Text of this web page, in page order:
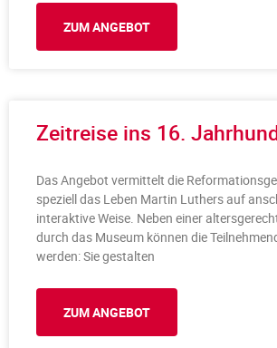
ZUM ANGEBOT
Zeitreise ins 16.
Das Angebot vermittelt die
speziell das Leben Martin Luthers auf
interaktive Weise. Neben einer
durch das Museum können die
werden: Sie gestalten
ZUM ANGEBOT